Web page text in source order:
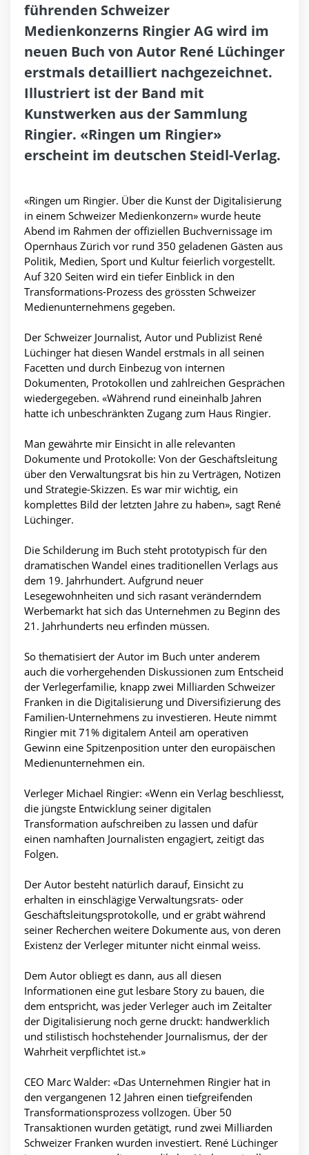
führenden Schweizer
Medienkonzerns Ringier AG wird im
neuen Buch von Autor René Lüchinger
erstmals detailliert nachgezeichnet.
Illustriert ist der Band mit
Kunstwerken aus der Sammlung
Ringier. «Ringen um Ringier»
erscheint im deutschen Steidl-Verlag.
«Ringen um Ringier. Über die Kunst der Digitalisierung
in einem Schweizer Medienkonzern» wurde heute
Abend im Rahmen der offiziellen Buchvernissage im
Opernhaus Zürich vor rund 350 geladenen Gästen aus
Politik, Medien, Sport und Kultur feierlich vorgestellt.
Auf 320 Seiten wird ein tiefer Einblick in den
Transformations-Prozess des grössten Schweizer
Medienunternehmens gegeben.
Der Schweizer Journalist, Autor und Publizist René
Lüchinger hat diesen Wandel erstmals in all seinen
Facetten und durch Einbezug von internen
Dokumenten, Protokollen und zahlreichen Gesprächen
wiedergegeben. «Während rund eineinhalb Jahren
hatte ich unbeschränkten Zugang zum Haus Ringier.
Man gewährte mir Einsicht in alle relevanten
Dokumente und Protokolle: Von der Geschäftsleitung
über den Verwaltungsrat bis hin zu Verträgen, Notizen
und Strategie-Skizzen. Es war mir wichtig, ein
komplettes Bild der letzten Jahre zu haben», sagt René
Lüchinger.
Die Schilderung im Buch steht prototypisch für den
dramatischen Wandel eines traditionellen Verlags aus
dem 19. Jahrhundert. Aufgrund neuer
Lesegewohnheiten und sich rasant veränderndem
Werbemarkt hat sich das Unternehmen zu Beginn des
21. Jahrhunderts neu erfinden müssen.
So thematisiert der Autor im Buch unter anderem
auch die vorhergehenden Diskussionen zum Entscheid
der Verlegerfamilie, knapp zwei Milliarden Schweizer
Franken in die Digitalisierung und Diversifizierung des
Familien-Unternehmens zu investieren. Heute nimmt
Ringier mit 71% digitalem Anteil am operativen
Gewinn eine Spitzenposition unter den europäischen
Medienunternehmen ein.
Verleger Michael Ringier: «Wenn ein Verlag beschliesst,
die jüngste Entwicklung seiner digitalen
Transformation aufschreiben zu lassen und dafür
einen namhaften Journalisten engagiert, zeitigt das
Folgen.
Der Autor besteht natürlich darauf, Einsicht zu
erhalten in einschlägige Verwaltungsrats- oder
Geschäftsleitungsprotokolle, und er gräbt während
seiner Recherchen weitere Dokumente aus, von deren
Existenz der Verleger mitunter nicht einmal weiss.
Dem Autor obliegt es dann, aus all diesen
Informationen eine gut lesbare Story zu bauen, die
dem entspricht, was jeder Verleger auch im Zeitalter
der Digitalisierung noch gerne druckt: handwerklich
und stilistisch hochstehender Journalismus, der der
Wahrheit verpflichtet ist.»
CEO Marc Walder: «Das Unternehmen Ringier hat in
den vergangenen 12 Jahren einen tiefgreifenden
Transformationsprozess vollzogen. Über 50
Transaktionen wurden getätigt, rund zwei Milliarden
Schweizer Franken wurden investiert. René Lüchinger